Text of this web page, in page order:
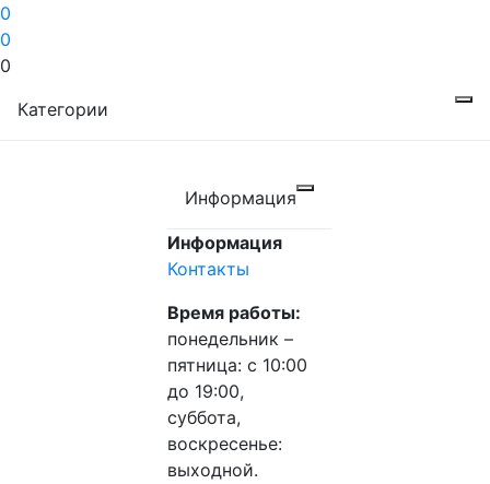
0
0
0
Категории
Информация
Информация
Контакты
Время работы:
понедельник –
пятница: с 10:00
до 19:00,
суббота,
воскресенье:
выходной.